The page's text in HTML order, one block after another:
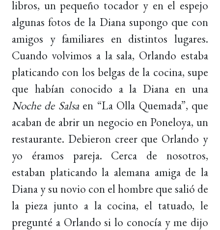
libros, un pequeño tocador y en el espejo
algunas fotos de la Diana supongo que con
amigos y familiares en distintos lugares.
Cuando volvimos a la sala, Orlando estaba
platicando con los belgas de la cocina, supe
que habían conocido a la Diana en una
Noche de Salsaen “La Olla Quemada”, que
acaban de abrir un negocio en Poneloya, un
restaurante. Debieron creer que Orlando y
yo éramos pareja. Cerca de nosotros,
estaban platicando la alemana amiga de la
Diana y su novio con el hombre que salió de
la pieza junto a la cocina, el tatuado, le
pregunté a Orlando si lo conocía y me dijo